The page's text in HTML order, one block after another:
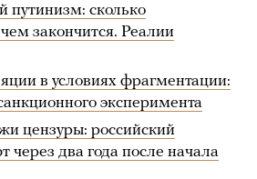
путинизм: сколько
закончится. Реалии
в условиях фрагментации:
эксперимента
цензуры: российский
два года после начала